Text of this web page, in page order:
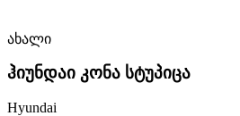
ახალი
ჰიუნდაი კონა სტუპიცა
Hyundai